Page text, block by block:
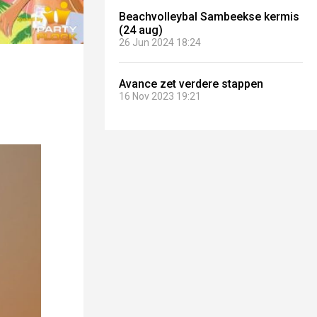
Beachvolleybal Sambeekse kermis
(24 aug)
26 Jun 2024 18:24
Avance zet verdere stappen
16 Nov 2023 19:21